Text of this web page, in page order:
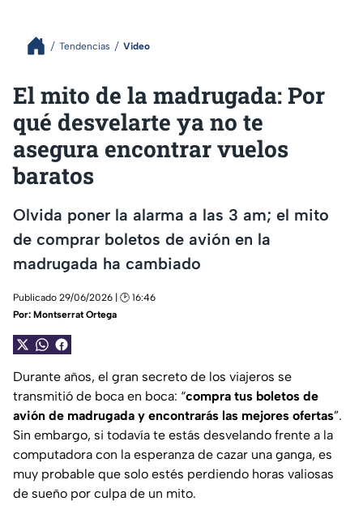
Tendencias Video
El mito de la madrugada: Por
qué desvelarte ya no te
asegura encontrar vuelos
baratos
Olvida poner la alarma a las 3 am; el mito
de comprar boletos de avión en la
madrugada ha cambiado
Publicado 29/06/2026 | 🕑 16:46
Por: Montserrat Ortega
Durante años, el gran secreto de los viajeros se
transmitió de boca en boca: “compra tus boletos de
avión de madrugada y encontrarás las mejores ofertas”.
Sin embargo, si todavía te estás desvelando frente a la
computadora con la esperanza de cazar una ganga, es
muy probable que solo estés perdiendo horas valiosas
de sueño por culpa de un mito.